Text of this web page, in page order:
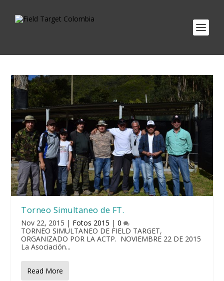
Torneo Simultaneo de FT.
Nov 22, 2015 | Fotos 2015 |0
TORNEO SIMULTANEO DE FIELD TARGET,
ORGANIZADO POR LA ACTP. NOVIEMBRE 22 DE 2015
La Asociación...
Read More